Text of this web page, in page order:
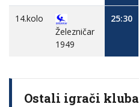
14.kolo
Železničar
1949
25:30
Ostali igrači kluba